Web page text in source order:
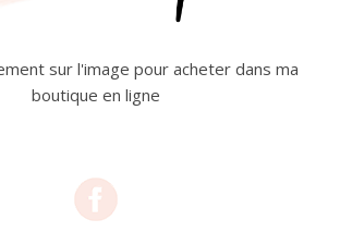
sur l'image pour acheter dans ma
boutique en ligne